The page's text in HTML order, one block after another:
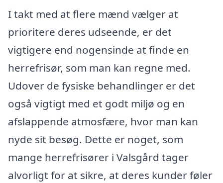
I takt med at flere mænd vælger at
prioritere deres udseende, er det
vigtigere end nogensinde at finde en
herrefrisør, som man kan regne med.
Udover de fysiske behandlinger er det
også vigtigt med et godt miljø og en
afslappende atmosfære, hvor man kan
nyde sit besøg. Dette er noget, som
mange herrefrisører i Valsgård tager
alvorligt for at sikre, at deres kunder føler